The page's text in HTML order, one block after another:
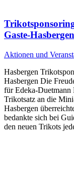
Gaste-Hasbergen
Aktionen und
Hasbergen
Hasbergen Die
für Edeka-Duetmann
Trikotsatz an die
Hasbergen
bedankte sich bei
den neuen Trikots